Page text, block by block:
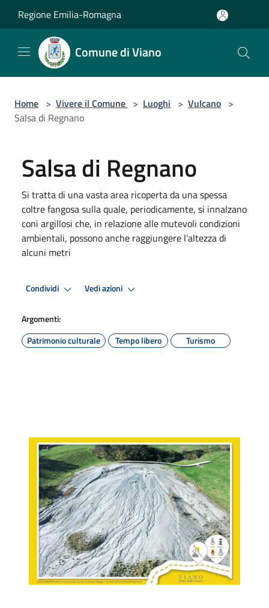
Regione Emilia-Romagna
Comune di Viano
Home > Vivere il Comune > Luoghi > Vulcano >
Salsa di Regnano
Salsa di Regnano
Si tratta di una vasta area ricoperta da una spessa
coltre fangosa sulla quale, periodicamente, si innalzano
coni argillosi che, in relazione alle mutevoli condizioni
ambientali, possono anche raggiungere l’altezza di
alcuni metri
Condividi Vedi azioni
Argomenti:
Patrimonio culturale
Tempo libero Turismo